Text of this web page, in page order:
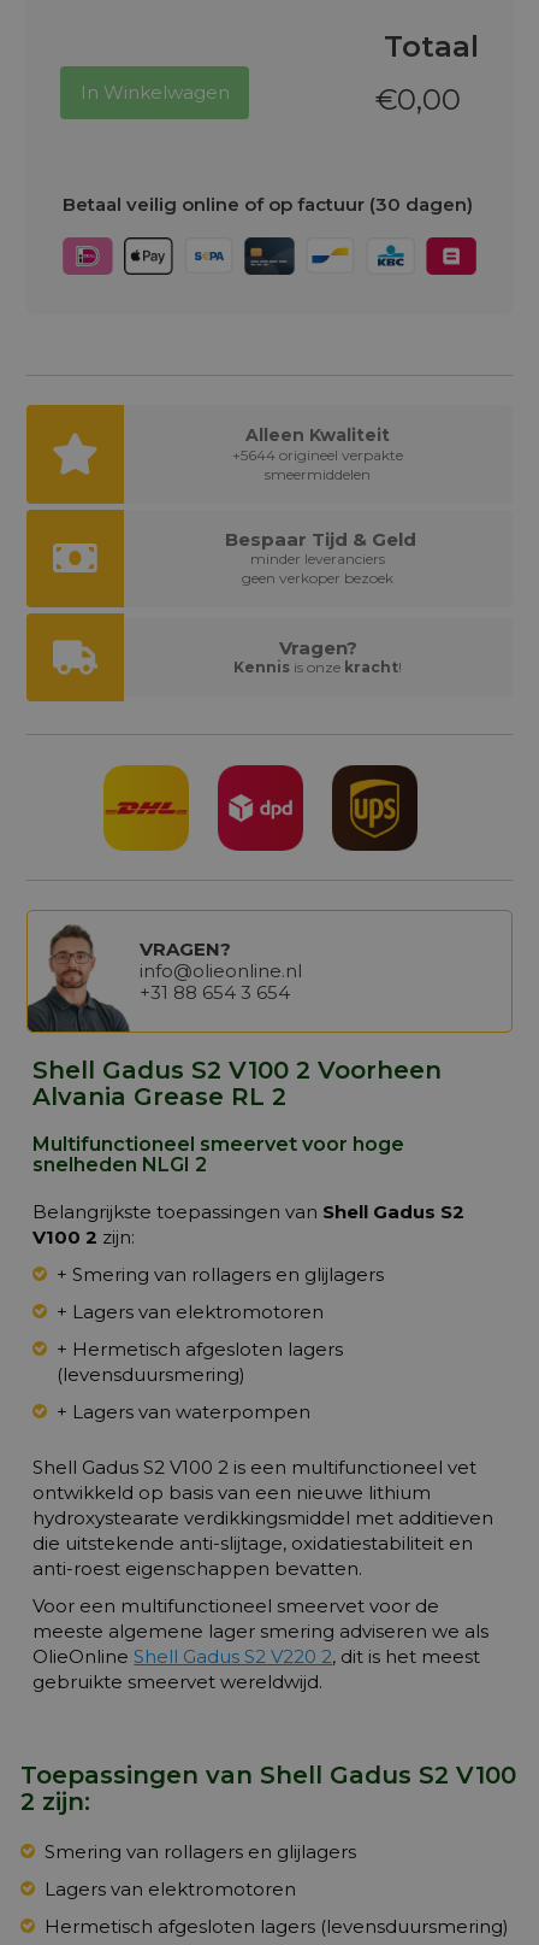
Totaal
€0,00
In Winkelwagen
Betaal veilig online of op factuur (30 dagen)
Alleen Kwaliteit
+5644 origineel verpakte
smeermiddelen
Bespaar Tijd & Geld
minder leveranciers
geen verkoper bezoek
Vragen?
Kennis is onze kracht!
VRAGEN?
info@olieonline.nl
+31 88 654 3 654
Shell Gadus S2 V100 2 Voorheen
Alvania Grease RL 2
Multifunctioneel smeervet voor hoge
snelheden NLGI 2
Belangrijkste toepassingen van Shell Gadus S2
V100 2 zijn:
+ Smering van rollagers en glijlagers
+ Lagers van elektromotoren
+ Hermetisch afgesloten lagers
(levensduursmering)
+ Lagers van waterpompen
Shell Gadus S2 V100 2 is een multifunctioneel vet
ontwikkeld op basis van een nieuwe lithium
hydroxystearate verdikkingsmiddel met additieven
die uitstekende anti-slijtage, oxidatiestabiliteit en
anti-roest eigenschappen bevatten.
Voor een multifunctioneel smeervet voor de
meeste algemene lager smering adviseren we als
OlieOnlineShell Gadus S2 V220 2, dit is het meest
gebruikte smeervet wereldwijd.
Toepassingen van Shell Gadus S2 V100
2 zijn:
Smering van rollagers en glijlagers
Lagers van elektromotoren
Hermetisch afgesloten lagers (levensduursmering)